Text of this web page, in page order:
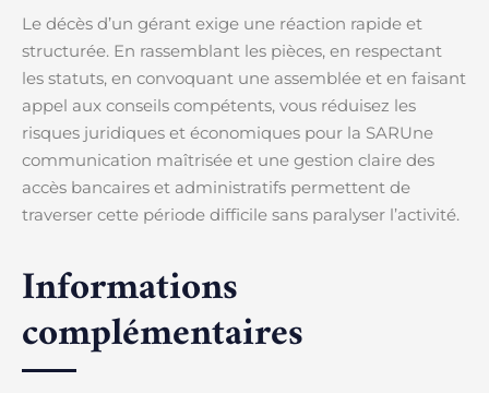
Le décès d’un gérant exige une réaction rapide et
structurée. En rassemblant les pièces, en respectant
les statuts, en convoquant une assemblée et en faisant
appel aux conseils compétents, vous réduisez les
risques juridiques et économiques pour la SARUne
communication maîtrisée et une gestion claire des
accès bancaires et administratifs permettent de
traverser cette période difficile sans paralyser l’activité.
Informations
complémentaires